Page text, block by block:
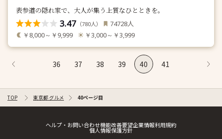
表参道の隠れ家で、大人が集う上質なひとときを。
3.47 （780人） 74728人
￥8,000～￥9,999 ￥3,000～￥3,999
36 37 38 39 40 41
TOP 東京都 グルメ 40ページ目
ヘルプ・お問い合わせ機能改善要望企業情報利用規約
個人情報保護方針